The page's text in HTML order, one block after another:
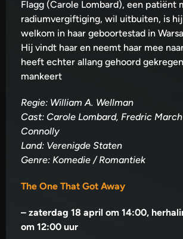
Flagg (Carole Lombard), een patiënt
radiumvergiftiging, wil uitbuiten, is
welkom in haar geboortestad in
Hij vindt haar en neemt haar mee
heeft echter allang gehoord
mankeert
Regie: William A. Wellman
Cast: Carole Lombard, Fredric
Connolly
Land: Verenigde Staten
Genre: Komedie / Romantiek
The One That Got Away
– zaterdag 18 april om 14:00,
om 12:00 uur